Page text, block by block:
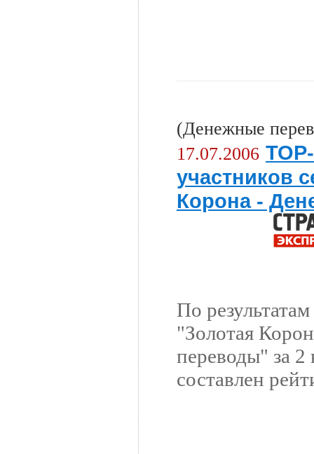
(Денежные
17.07.2006
участников
Корона -
По
"Золотая
переводы" за 2
составлен